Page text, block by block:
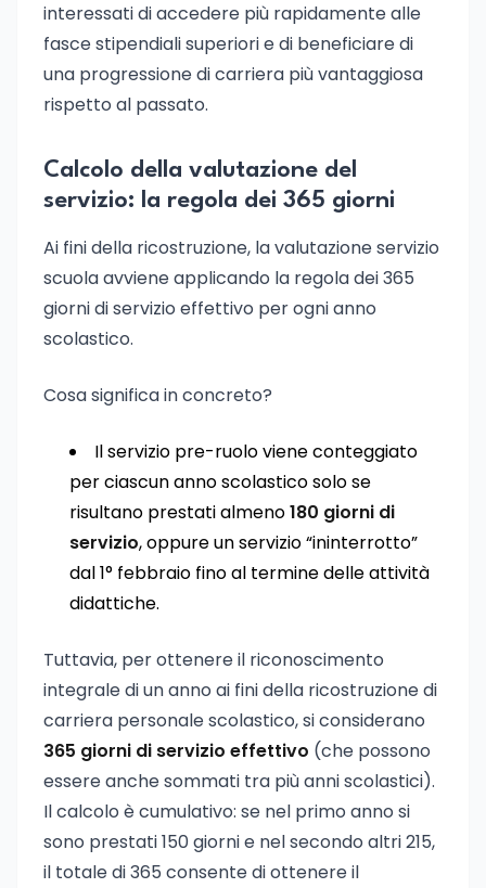
interessati di accedere più rapidamente alle
fasce stipendiali superiori e di beneficiare di
una progressione di carriera più vantaggiosa
rispetto al passato.
Calcolo della valutazione del
servizio: la regola dei 365 giorni
Ai fini della ricostruzione, la valutazione servizio
scuola avviene applicando la regola dei 365
giorni di servizio effettivo per ogni anno
scolastico.
Cosa significa in concreto?
Il servizio pre-ruolo viene conteggiato
per ciascun anno scolastico solo se
risultano prestati almeno180 giorni di
servizio, oppure un servizio “ininterrotto”
dal 1° febbraio fino al termine delle attività
didattiche.
Tuttavia, per ottenere il riconoscimento
integrale di un anno ai fini della ricostruzione di
carriera personale scolastico, si considerano
365 giorni di servizio effettivo (che possono
essere anche sommati tra più anni scolastici).
Il calcolo è cumulativo: se nel primo anno si
sono prestati 150 giorni e nel secondo altri 215,
il totale di 365 consente di ottenere il